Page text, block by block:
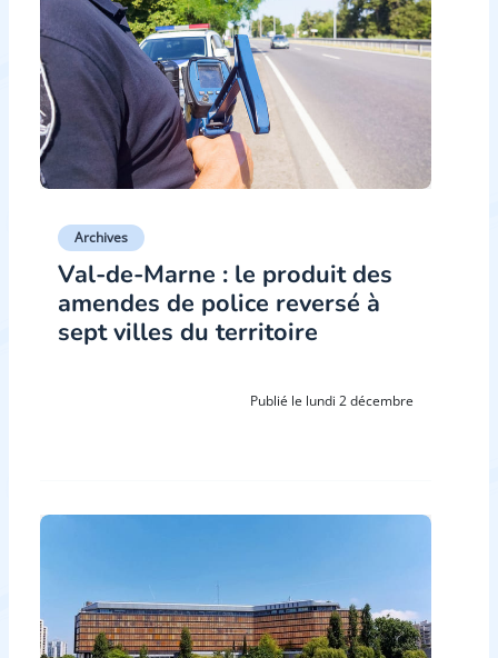
Archives
Val-de-Marne : le produit des
amendes de police reversé à
sept villes du territoire
Publié le lundi 2 décembre